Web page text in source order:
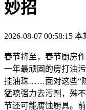
妙招
2026-08-07 00:58:15 本
春节将至，春节厨房
一年最顽固的房打油
挂油珠……面对这些“
猛喷强力去污剂，殊
节还可能腐蚀厨具。